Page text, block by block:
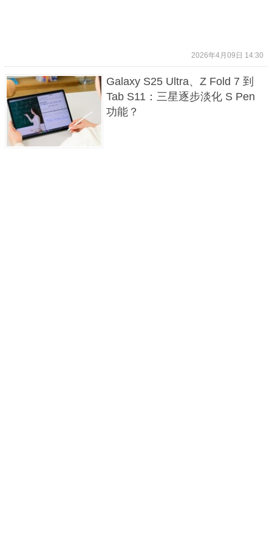
2026年4月09日 14:30
Galaxy S25 Ultra、Z Fold 7 到
Tab S11：三星逐步淡化 S Pen
功能？